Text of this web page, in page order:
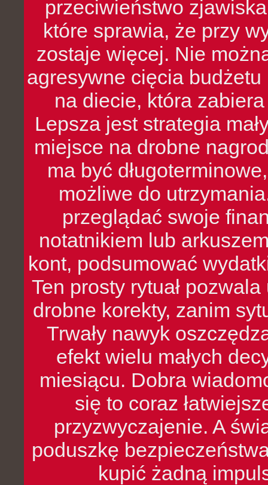
przeciwieństwo
które sprawia, że przy
zostaje więcej. Nie
agresywne cięcia
na diecie, która
Lepsza jest strategia
miejsce na drobne
ma być
możliwe do
przeglądać swoje
notatnikiem lub
kont, podsumować
Ten prosty rytuał
drobne korekty, zanim
Trwały nawyk
efekt wielu małych
miesiącu. Dobra
się to coraz
przyzwyczajenie. A
poduszkę
kupić żadną